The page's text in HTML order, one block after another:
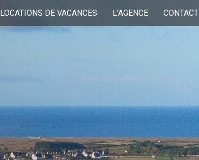
LOCATIONS DE VACANCES L'AGENCE CONTACT